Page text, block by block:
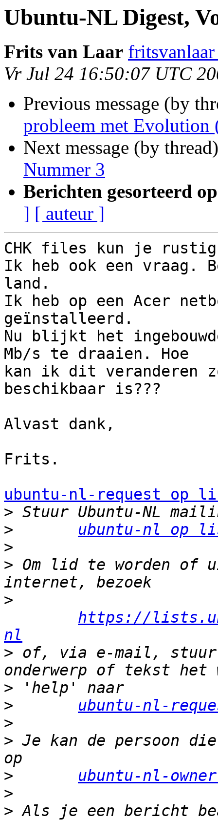
Ubuntu-NL Digest,
Frits van Laar
Vr Jul 24 16:50:07 UTC
Previous message (by
probleem met Evolution
Next message (by
Nummer 3
Berichten gesorteerd
] [ auteur ]
CHK files kun je
Ik heb ook een vraag.
land.
Ik heb op een Acer
geïnstalleerd.
Nu blijkt het
Mb/s te draaien. Hoe
kan ik dit veranderen
beschikbaar is???
Alvast dank,
Frits.
ubuntu-nl-request op
>
>
ubuntu-nl op
>
> Om lid te worden
>
https://
nl
> of, via e-mail, stuur
>
>
ubuntu-nl-
>
> Je kan de persoon
>
ubuntu-nl-
>
> Als je een bericht